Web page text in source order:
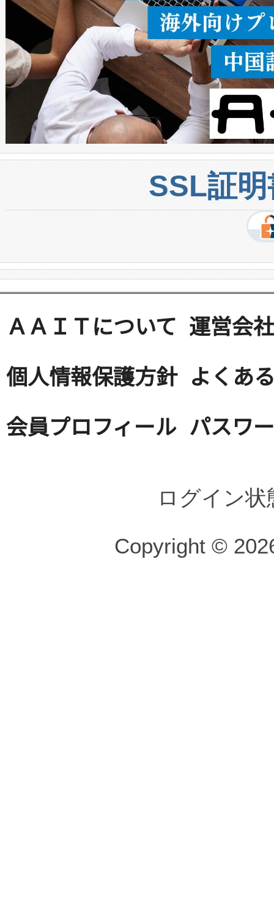
SSL証
ＡＡＩＴについて 運営会社
個人情報保護方針 よくあ
会員プロフィール パスワ
ログイン
Copyright ©